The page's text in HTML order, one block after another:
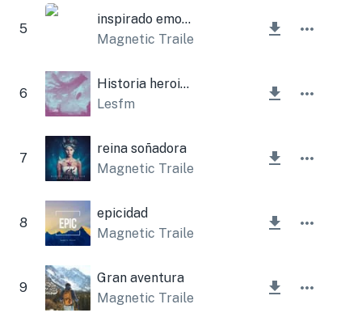
5
inspirado emocionado
Magnetic Trailer
6
Historia heroica (tema inspirador)
Lesfm
7
reina soñadora
Magnetic Trailer
8
epicidad
Magnetic Trailer
9
Gran aventura
Magnetic Trailer